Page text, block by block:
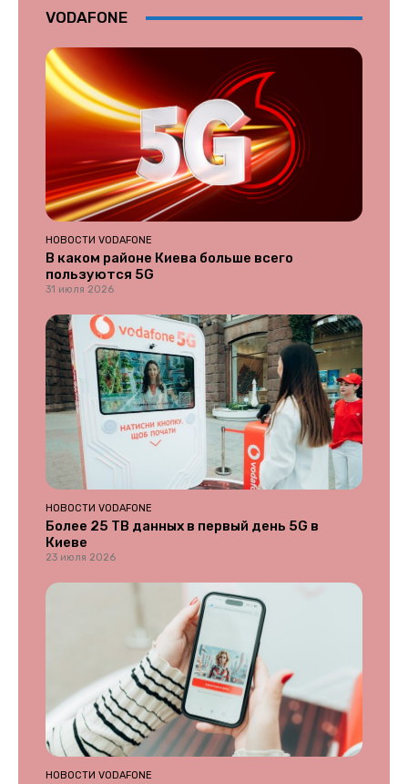
VODAFONE
НОВОСТИ VODAFONE
В каком районе Киева больше всего
пользуются 5G
31 июля 2026
НОВОСТИ VODAFONE
Более 25 ТВ данных в первый день 5G в
Киеве
23 июля 2026
НОВОСТИ VODAFONE